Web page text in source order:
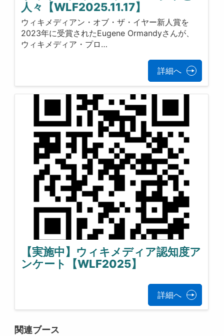
人々【WLF2025.11.17】
ウィキメディアン・オブ・ザ・イヤー新人賞を
2023年に受賞されたEugene Ormandyさんが、
ウィキメディア・プロ…
詳細へ
【実施中】ウィキメディア認知度ア
ンケート【WLF2025】
詳細へ
関連ブース